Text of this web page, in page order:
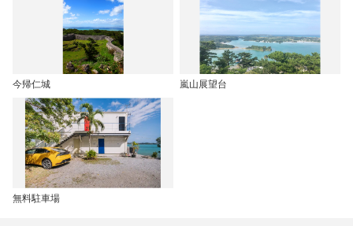
今帰仁城 嵐山展望台
無料駐車場